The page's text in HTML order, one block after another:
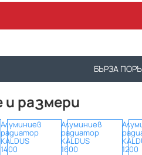
БЪРЗА
и размери
Алуминиев
радиатор
KALDUS
1400
Алуминиев
радиатор
KALDUS
1600
1200